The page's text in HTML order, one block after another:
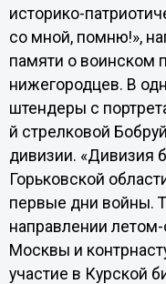
историко-
со мной, помню!»,
памяти о воинском
нижегородцев. В
штендеры с
й стрелковой
дивизии. «Дивизия
Горьковской
первые дни войны.
направлении
Москвы и
участие в Курской